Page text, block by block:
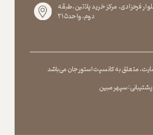
، متعلق به کانسپت استور جان می باشد
پشتیبانی : سپهر مبین
فرحزادی، مرکز خرید پلاتین،طبقه
دوم،واحد۲۱۵